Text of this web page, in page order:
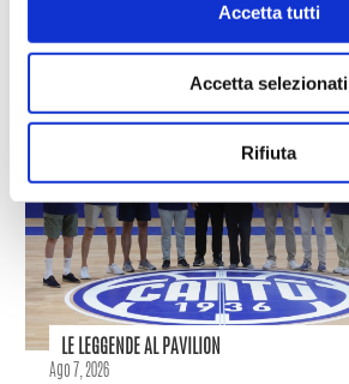
Accetta tutti
Accetta selezionati
Rifiuta
LE LEGGENDE AL PAVILION
Ago 7, 2026